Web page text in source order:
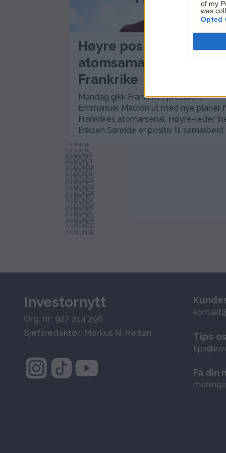
of my
was
Opted
Høyre positive til
atomsamarbeid med
Frankrike
Mandag gikk Frankrikes president
Emmanuel Macron ut med nye planer
Frankrikes atomarsenal. Høyre-leder
Eriksen Søreide er positiv til samarbeid.
ANNONSE
ANNONSE
ANNONSE
ANNONSE
ANNONSE
ANNONSE
ANNONSE
ANNONSE
ANNONSE
ANNONSE
ANNONSE
ANNONSE
ANNONSE
Investornytt
Org. nr: 927 214 296
Sjefsredaktør: Markus N. Reitan
Tips
Få din